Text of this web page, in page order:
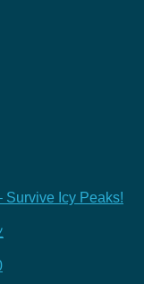
Survive Icy Peaks!